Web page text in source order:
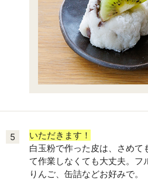
5
いただきます！
白玉粉で作った皮は、さめて
て作業しなくても大丈夫。フ
りんご、缶詰などお好みで。